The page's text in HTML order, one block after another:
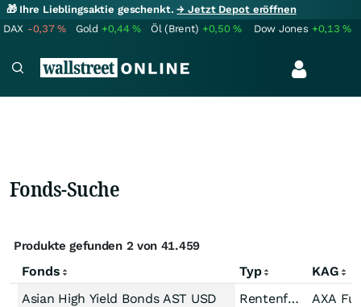
🎁 Ihre Lieblingsaktie geschenkt.→ Jetzt Depot eröffnen
DAX -0,37% Gold +0,44% Öl (Brent) +0,50% Dow Jones +0,13%
Fonds-Suche
Produkte gefunden 2 von 41.459
Fonds Typ
KAG
Asian High Yield Bonds AST USD
Rentenfonds gemischt höherverzinst Welt Hartwährungen (Welt)